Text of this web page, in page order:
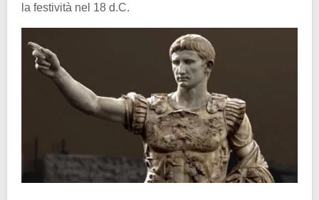
la festività nel 18 d.C.